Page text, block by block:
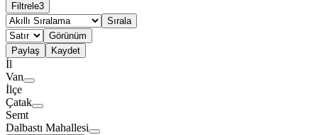
Filtrele3
Sırala
Görünüm
Paylaş
Kaydet
İl
Van
İlçe
Çatak
Semt
Dalbastı Mahallesi